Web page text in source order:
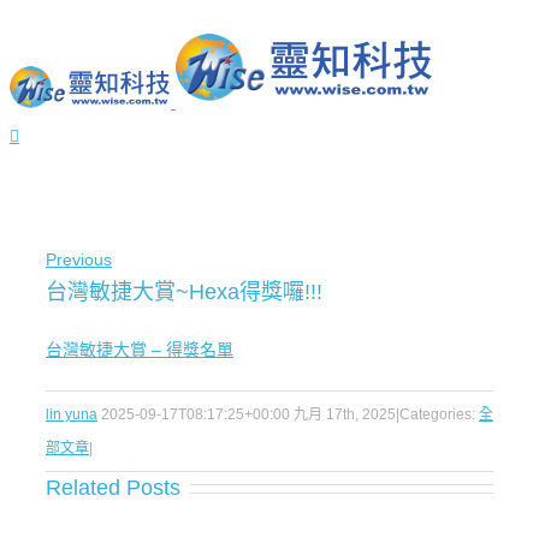
Previous
台灣敏捷大賞~Hexa得獎囉!!!
台灣敏捷大賞 – 得獎名單
lin yuna 2025-09-17T08:17:25+00:00 九月 17th, 2025|Categories: 全
部文章|
Related Posts